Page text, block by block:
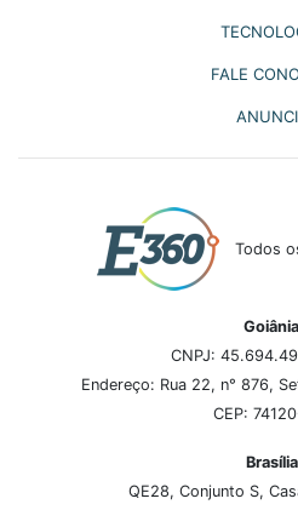
FALE
Todos
Goiânia
CNPJ:
Endereço: Rua 22, n° 876,
CEP:
Brasília
QE28, Conjunto S,